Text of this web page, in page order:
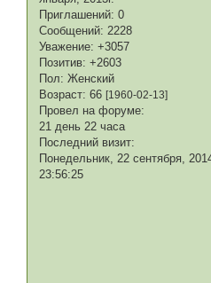
Приглашений: 0
Сообщений: 2228
Уважение: +3057
Позитив: +2603
Пол: Женский
Возраст: 66[1960-02-13]
Провел на форуме:
21 день 22 часа
Последний визит:
Понедельник, 22 сентября,
23:56:25